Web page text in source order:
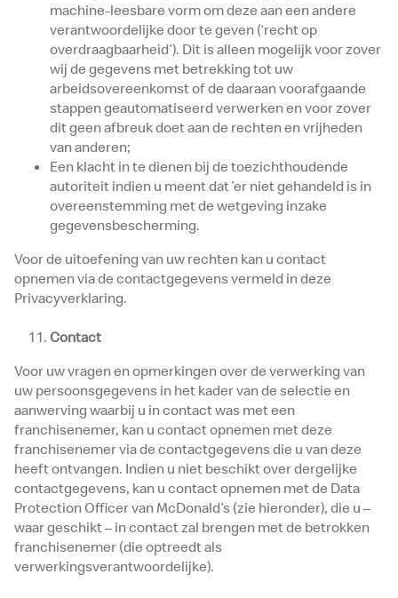
machine-leesbare vorm om deze aan een andere
verantwoordelijke door te geven (‘recht op
overdraagbaarheid’). Dit is alleen mogelijk voor zover
wij de gegevens met betrekking tot uw
arbeidsovereenkomst of de daaraan voorafgaande
stappen geautomatiseerd verwerken en voor zover
dit geen afbreuk doet aan de rechten en vrijheden
van anderen;
Een klacht in te dienen bij de toezichthoudende
autoriteit indien u meent dat ’er niet gehandeld is in
overeenstemming met de wetgeving inzake
gegevensbescherming.
Voor de uitoefening van uw rechten kan u contact
opnemen via de contactgegevens vermeld in deze
Privacyverklaring.
Contact
Voor uw vragen en opmerkingen over de verwerking van
uw persoonsgegevens in het kader van de selectie en
aanwerving waarbij u in contact was met een
franchisenemer, kan u contact opnemen met deze
franchisenemer via de contactgegevens die u van deze
heeft ontvangen. Indien u niet beschikt over dergelijke
contactgegevens, kan u contact opnemen met de Data
Protection Officer van McDonald’s (zie hieronder), die u –
waar geschikt – in contact zal brengen met de betrokken
franchisenemer (die optreedt als
verwerkingsverantwoordelijke).